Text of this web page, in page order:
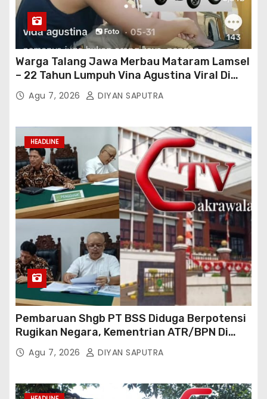
Warga Talang Jawa Merbau Mataram Lamsel
– 22 Tahun Lumpuh Vina Agustina Viral Di
Tiktok Inginkan Kursi Roda Listrik, Kepala
Perwakilan Provinsi Lampung Media
Bertindak
Agu 7, 2026 DIYAN SAPUTRA
HEADLINE
Pembaruan Shgb PT BSS Diduga Berpotensi
Rugikan Negara, Kementrian ATR/BPN Di
Gugat Di PTUN Jakarta
Agu 7, 2026 DIYAN SAPUTRA